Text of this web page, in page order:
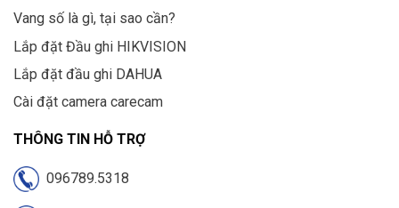
Vang số là gì, tại sao cần?
Lắp đặt Đầu ghi HIKVISION
Lắp đặt đầu ghi DAHUA
Cài đặt camera carecam
THÔNG TIN HỖ TRỢ
096789.5318